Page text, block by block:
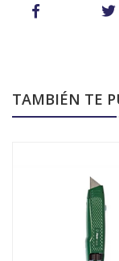
TAMBIÉN TE